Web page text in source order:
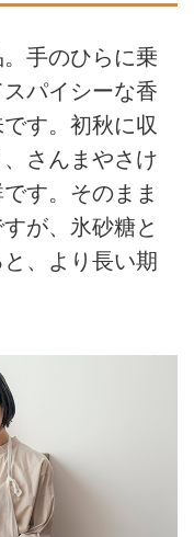
。手のひらに乗
パイシーな香
す。初秋に収
さんまやさけ
す。そのまま
が、氷砂糖と
、より長い期